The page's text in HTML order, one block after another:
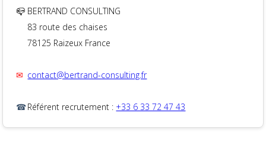
📪 BERTRAND CONSULTING
83 route des chaises
78125 Raizeux France
✉ contact@bertrand-consulting.fr
☎Référent recrutement : +33 6 33 72 47 43